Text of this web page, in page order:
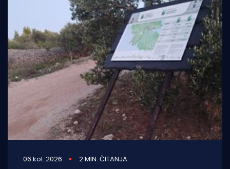
06 kol. 2026 2 MIN. ČITANJA